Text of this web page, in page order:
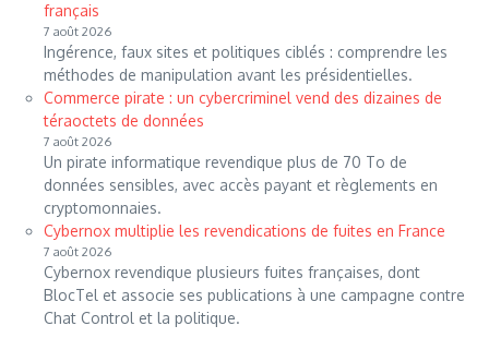
français
7 août 2026
Ingérence, faux sites et politiques ciblés : comprendre les
méthodes de manipulation avant les présidentielles.
Commerce pirate : un cybercriminel vend des dizaines de
téraoctets de données
7 août 2026
Un pirate informatique revendique plus de 70 To de
données sensibles, avec accès payant et règlements en
cryptomonnaies.
Cybernox multiplie les revendications de fuites en France
7 août 2026
Cybernox revendique plusieurs fuites françaises, dont
BlocTel et associe ses publications à une campagne contre
Chat Control et la politique.